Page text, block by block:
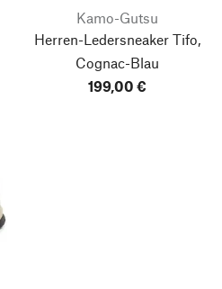
Kamo-Gutsu
Herren-Ledersneaker Tifo,
Cognac-Blau
199,00 €